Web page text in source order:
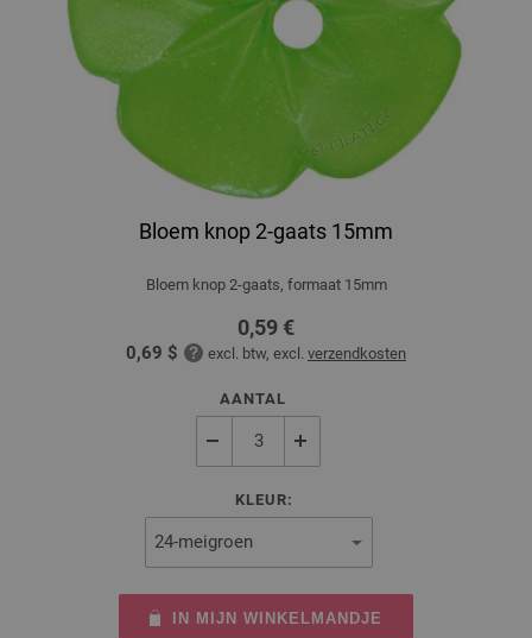
Bloem knop 2-gaats 15mm
Bloem knop 2-gaats, formaat 15mm
0,59 €
0,69 $ excl. btw, excl. verzendkosten
AANTAL
KLEUR:
IN MIJN WINKELMANDJE